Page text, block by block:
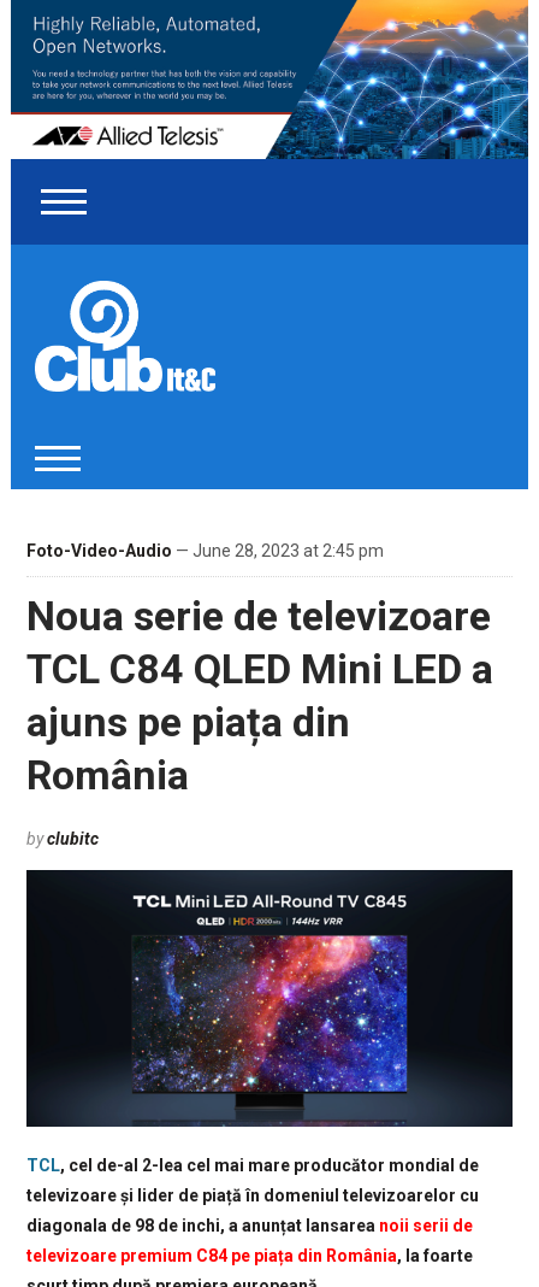
Foto-Video-Audio — June 28, 2023 at 2:45 pm
Noua serie de televizoare
TCL C84 QLED Mini LED a
ajuns pe piața din
România
byclubitc
TCL, cel de-al 2-lea cel mai mare producător mondial de
televizoare și lider de piață în domeniul televizoarelor cu
diagonala de 98 de inchi, a anunțat lansarea noii serii de
televizoare premium C84 pe piața din România, la foarte